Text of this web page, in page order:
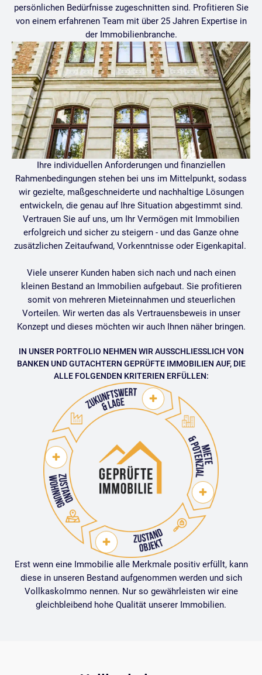
persönlichen Bedürfnisse zugeschnitten sind. Profitieren Sie
von einem erfahrenen Team mit über 25 Jahren Expertise in
der Immobilienbranche.
Ihre individuellen Anforderungen und finanziellen
Rahmenbedingungen stehen bei uns im Mittelpunkt, sodass
wir gezielte, maßgeschneiderte und nachhaltige Lösungen
entwickeln, die genau auf Ihre Situation abgestimmt sind.
Vertrauen Sie auf uns, um Ihr Vermögen mit Immobilien
erfolgreich und sicher zu steigern - und das Ganze ohne
zusätzlichen Zeitaufwand, Vorkenntnisse oder Eigenkapital.
Viele unserer Kunden haben sich nach und nach einen
kleinen Bestand an Immobilien aufgebaut. Sie profitieren
somit von mehreren Mieteinnahmen und steuerlichen
Vorteilen. Wir werten das als Vertrauensbeweis in unser
Konzept und dieses möchten wir auch Ihnen näher bringen.
IN UNSER PORTFOLIO NEHMEN WIR AUSSCHLIESSLICH VON B
ANKEN UND GUTACHTERN GEPRÜFTE IMMOBILIEN AUF, DIE A
LLE FOLGENDEN KRITERIEN ERFÜLLEN:
Erst wenn eine Immobilie alle Merkmale positiv erfüllt, kann
diese in unseren Bestand aufgenommen werden und sich
VollkaskoImmo nennen. Nur so gewährleisten wir eine
gleichbleibend hohe Qualität unserer Immobilien.